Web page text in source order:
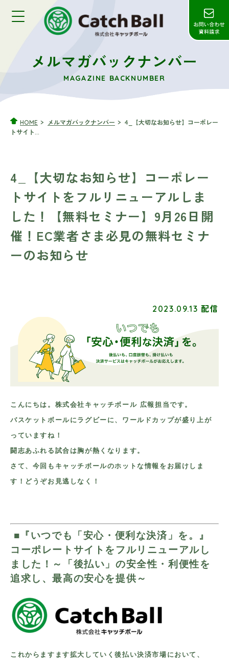
メルマガバックナンバー
MAGAZINE BACKNUMBER
HOME メルマガバックナンバー
4_【大切なお知らせ】コーポレー
トサイト...
4_【大切なお知らせ】コーポレー
トサイトをフルリニューアルしま
した！【無料セミナー】9月26日開
催！EC業者さま必見の無料セミナ
ーのお知らせ
2023.09.13 配信
こんにちは。株式会社キャッチボール 広報担当です。
バスケットボールにラグビーに、ワールドカップが盛り上が
っていますね！
闘志あふれる試合は胸が熱くなります。
さて、今回もキャッチボールのホットな情報をお届けしま
す！どうぞお見逃しなく！
■ 『いつでも「安心・便利な決済」を。』
コーポレートサイトをフルリニューアルし
ました！～「後払い」の安全性・利便性を
追求し、最高の安心を提供～
これからますます拡大していく後払い決済市場において、